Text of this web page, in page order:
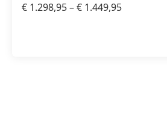
€ 1.298,95–€ 1.449,95